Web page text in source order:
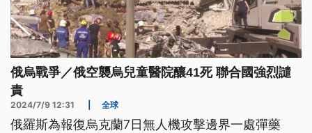
俄烏戰爭／俄空襲烏兒童醫院釀41死 聯合國強烈譴
責
2024/7/9 12:31 全球
俄羅斯為報復烏克蘭7日無人機攻擊邊界一處彈藥